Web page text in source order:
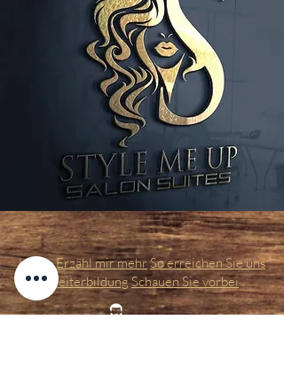
HomeErzähl mir mehrSo erreichen Sie uns
WeiterbildungSchauen Sie vorbei